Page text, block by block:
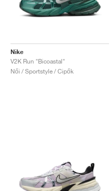
Nike
V2K Run "Bicoastal"
Női / Sportstyle / Cipők